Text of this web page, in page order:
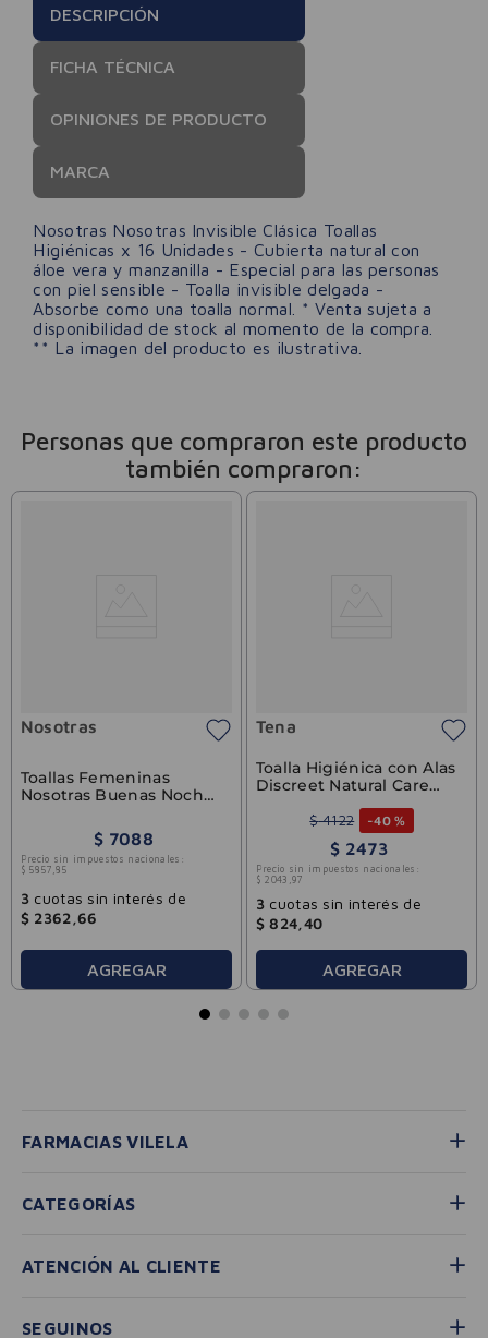
DESCRIPCIÓN
FICHA TÉCNICA
OPINIONES DE PRODUCTO
MARCA
Nosotras Nosotras Invisible Clásica Toallas
Higiénicas x 16 Unidades - Cubierta natural con
áloe vera y manzanilla - Especial para las personas
con piel sensible - Toalla invisible delgada -
Absorbe como una toalla normal. * Venta sujeta a
disponibilidad de stock al momento de la compra.
** La imagen del producto es ilustrativa.
Personas que compraron este producto
también compraron:
Nosotras
Toallas Femeninas
Nosotras Buenas Noches
$ 7088
Precio sin impuestos nacionales:
$ 5857 85
3cuotas sin interés de
$ 2362 66
AGREGAR
Tena
Toalla Higiénica con Alas
Discreet Natural Care
$ 4122 -40 %
$ 2473
Precio sin impuestos nacionales:
$ 2043 97
3cuotas sin interés de
$ 824 40
AGREGAR
FARMACIAS VILELA
CATEGORÍAS
ATENCIÓN AL CLIENTE
SEGUINOS